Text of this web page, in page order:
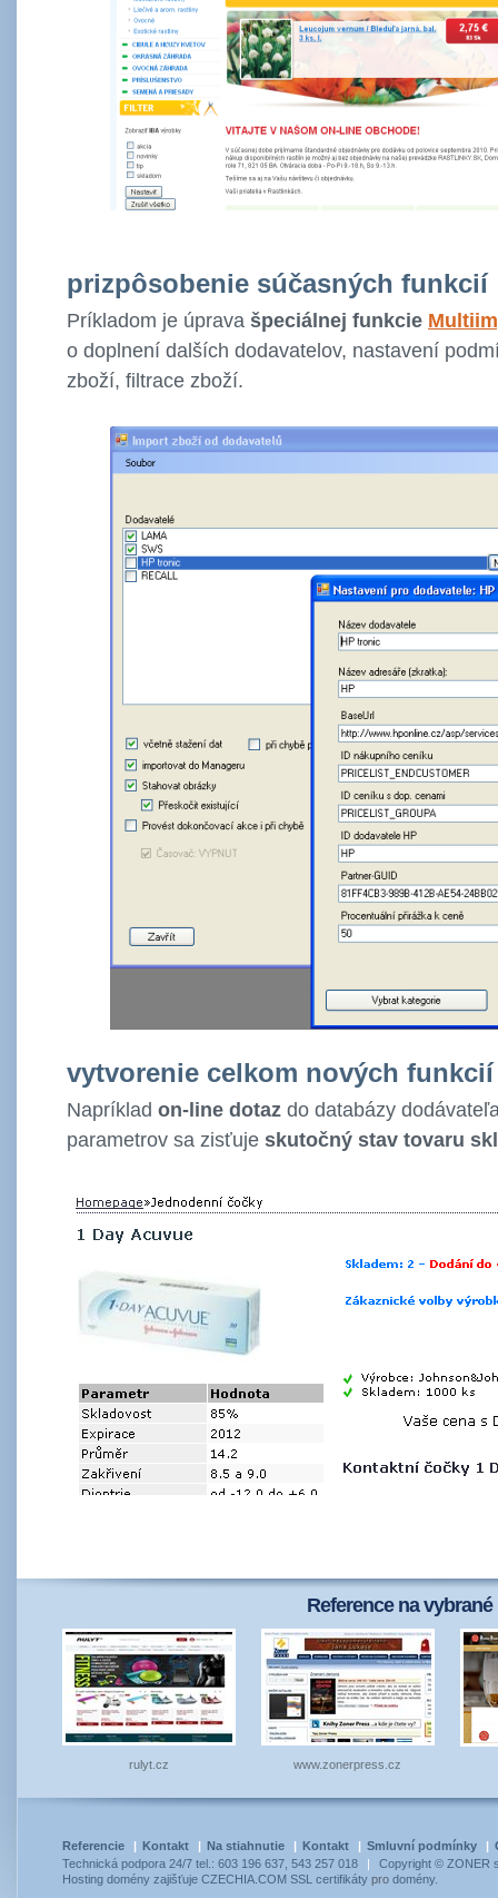
prizpôsobenie súčasných funkcií
Príkladom je úprava špeciálnej funkcie
o doplnení dalších dodavatelov, nastavení
zboží, filtrace zboží.
vytvorenie celkom nových funkcií
Napríklad on-line dotaz do databázy
parametrov sa zisťuje skutočný stav tovaru
Reference na
rulyt.cz www.zonerpress.cz
Referencie | Kontakt | Na stiahnutie | Kontakt | Smluvní podmínky |
Technická podpora 24/7 tel.: 603 196 637, 543 257 018
|
Copyright © ZONER
Hosting domény zajišťuje CZECHIA.COM SSL certifikáty pro domény.